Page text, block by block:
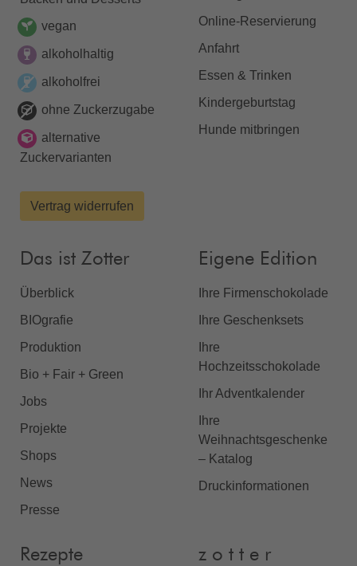
vegan
alkoholhaltig
alkoholfrei
ohne Zuckerzugabe
alternative
Zuckervarianten
Vertrag widerrufen
Online-Reservierung
Anfahrt
Essen & Trinken
Kindergeburtstag
Hunde mitbringen
Das ist Zotter
Überblick
BIOgrafie
Produktion
Bio + Fair + Green
Jobs
Projekte
Shops
News
Presse
Eigene Edition
Ihre Firmenschokolade
Ihre Geschenksets
Ihre
Hochzeitsschokolade
Ihr Adventkalender
Ihre
Weihnachtsgeschenke
– Katalog
Druckinformationen
Rezepte z o t t e r